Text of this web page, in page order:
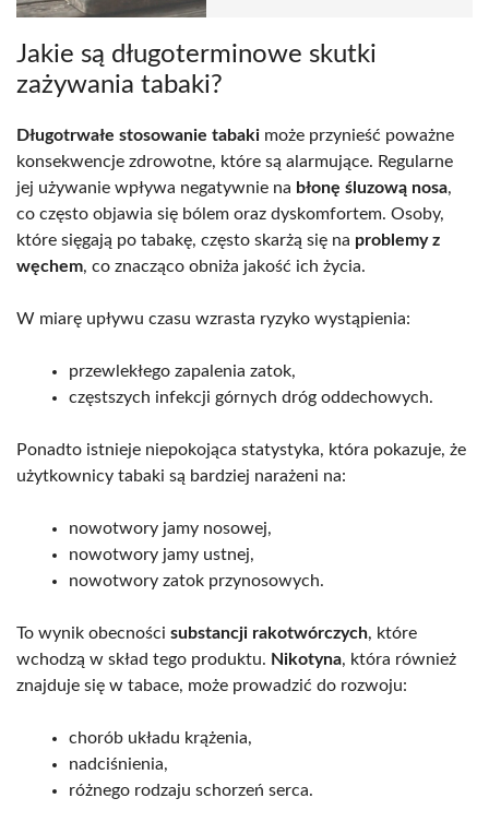
Jakie są długoterminowe skutki
zażywania tabaki?
Długotrwałe stosowanie tabaki może przynieść poważne
konsekwencje zdrowotne, które są alarmujące. Regularne
jej używanie wpływa negatywnie na błonę śluzową nosa,
co często objawia się bólem oraz dyskomfortem. Osoby,
które sięgają po tabakę, często skarżą się na problemy z
węchem, co znacząco obniża jakość ich życia.
W miarę upływu czasu wzrasta ryzyko wystąpienia:
przewlekłego zapalenia zatok,
częstszych infekcji górnych dróg oddechowych.
Ponadto istnieje niepokojąca statystyka, która pokazuje, że
użytkownicy tabaki są bardziej narażeni na:
nowotwory jamy nosowej,
nowotwory jamy ustnej,
nowotwory zatok przynosowych.
To wynik obecności substancji rakotwórczych, które
wchodzą w skład tego produktu. Nikotyna, która również
znajduje się w tabace, może prowadzić do rozwoju:
chorób układu krążenia,
nadciśnienia,
różnego rodzaju schorzeń serca.